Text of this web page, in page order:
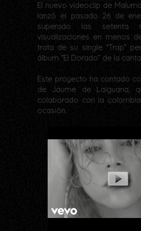
El nuevo videoclip de
lanzó el pasado 26 de
superado las setenta
visualizaciones en menos
trata de su single “Trap”
álbum “El Dorado” de la
Este proyecto ha contado
de Jaume de Laiguana,
colaborado con la
ocasión.